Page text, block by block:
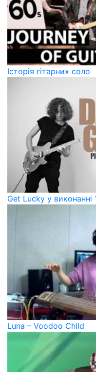
Історія гітарних соло
Get Lucky у виконанні
Luna – Voodoo Child